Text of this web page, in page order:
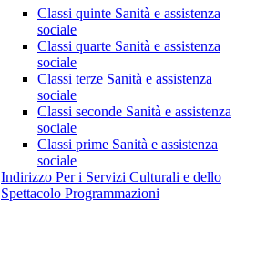
Classi quinte Sanità e assistenza
sociale
Classi quarte Sanità e assistenza
sociale
Classi terze Sanità e assistenza
sociale
Classi seconde Sanità e assistenza
sociale
Classi prime Sanità e assistenza
sociale
Indirizzo Per i Servizi Culturali e dello
Spettacolo Programmazioni